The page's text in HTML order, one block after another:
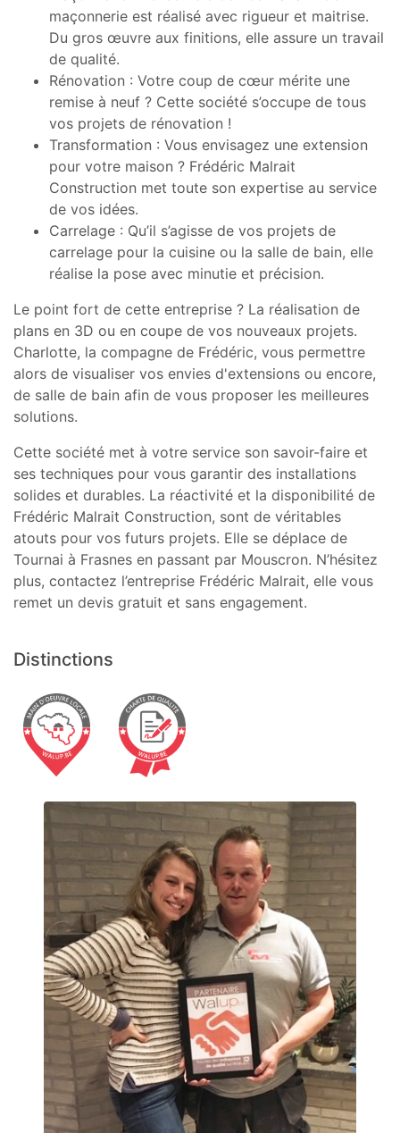
maçonnerie est réalisé avec rigueur et maitrise.
Du gros œuvre aux finitions, elle assure un travail
de qualité.
Rénovation : Votre coup de cœur mérite une
remise à neuf ? Cette société s’occupe de tous
vos projets de rénovation !
Transformation : Vous envisagez une extension
pour votre maison ? Frédéric Malrait
Construction met toute son expertise au service
de vos idées.
Carrelage : Qu’il s’agisse de vos projets de
carrelage pour la cuisine ou la salle de bain, elle
réalise la pose avec minutie et précision.
Le point fort de cette entreprise ? La réalisation de
plans en 3D ou en coupe de vos nouveaux projets.
Charlotte, la compagne de Frédéric, vous permettre
alors de visualiser vos envies d'extensions ou encore,
de salle de bain afin de vous proposer les meilleures
solutions.
Cette société met à votre service son savoir-faire et
ses techniques pour vous garantir des installations
solides et durables. La réactivité et la disponibilité de
Frédéric Malrait Construction, sont de véritables
atouts pour vos futurs projets. Elle se déplace de
Tournai à Frasnes en passant par Mouscron. N’hésitez
plus, contactez l’entreprise Frédéric Malrait, elle vous
remet un devis gratuit et sans engagement.
Distinctions